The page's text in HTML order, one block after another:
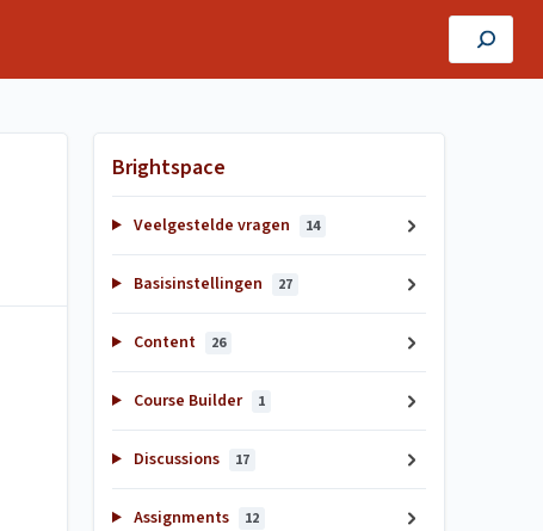
Brightspace
Veelgestelde vragen 14
Basisinstellingen 27
Content 26
Course Builder 1
Discussions 17
Assignments 12